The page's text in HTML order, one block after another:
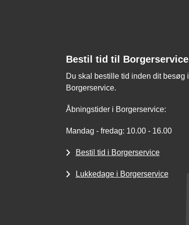
Bestil tid til Borgerservice
Du skal bestille tid inden dit besøg i
Borgerservice.
Åbningstider i Borgerservice:
Mandag - fredag: 10.00 - 16.00
Bestil tid i Borgerservice
Lukkedage i Borgerservice